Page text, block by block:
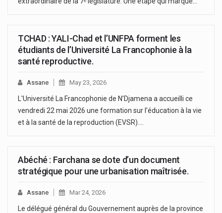
TCHAD : YALI-Chad et l’UNFPA forment les
étudiants de l’Université La Francophonie à la
santé reproductive.
Assane May 23, 2026
L'Université La Francophonie de N’Djamena a accueilli ce
vendredi 22 mai 2026 une formation sur l’éducation à la vie
et à la santé de la reproduction (EVSR).…
Abéché : Farchana se dote d’un document
stratégique pour une urbanisation maîtrisée.
Assane Mar 24, 2026
Le délégué général du Gouvernement auprès de la province